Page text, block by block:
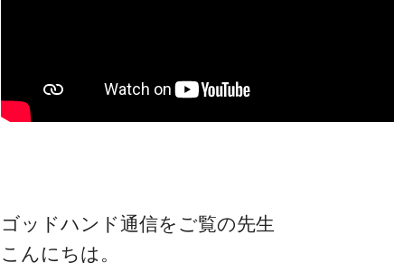
ゴッドハンド通信をご覧の先生
こんにちは。